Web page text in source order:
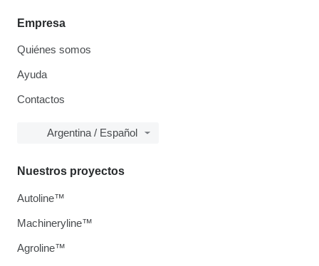
Empresa
Quiénes somos
Ayuda
Contactos
Argentina / Español
Nuestros proyectos
Autoline™
Machineryline™
Agroline™